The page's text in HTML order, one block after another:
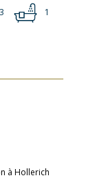
3 1
à Hollerich